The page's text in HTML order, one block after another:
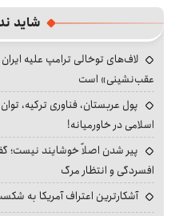
شاید
لاف‌های توخالی ترامپ علیه
عقب‌نشینی» است
پول عربستان، فناوری ترکیه،
اسلامی در خاورمیانه!
پیر شدن اصلاً خوشایند نیست؛
افسردگی و انتظار مرگ
آشکارترین اعتراف آمریکا به